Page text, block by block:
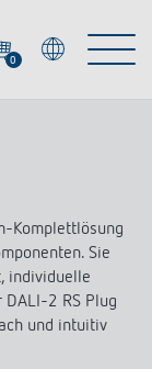
0
Komplettlösung
Sie
individuelle
DALI-2 RS Plug
und intuitiv